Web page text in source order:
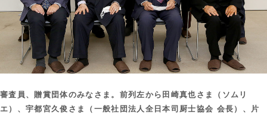
審査員、贈賞団体のみなさま。前列左から田崎真也さま（ソムリ
エ）、宇都宮久俊さま（一般社団法人全日本司厨士協会 会長）、片